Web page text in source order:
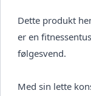
Dette produkt
er en
følgesvend.
Med sin lette